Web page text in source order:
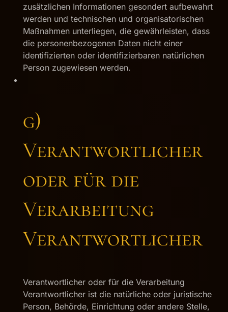
zusätzlichen Informationen gesondert aufbewahrt
werden und technischen und organisatorischen
Maßnahmen unterliegen, die gewährleisten, dass
die personenbezogenen Daten nicht einer
identifizierten oder identifizierbaren natürlichen
Person zugewiesen werden.
g)
Verantwortlicher
oder für die
Verarbeitung
Verantwortlicher
Verantwortlicher oder für die Verarbeitung
Verantwortlicher ist die natürliche oder juristische
Person, Behörde, Einrichtung oder andere Stelle,